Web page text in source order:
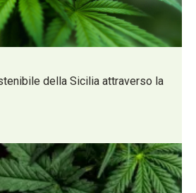
della Sicilia attraverso la